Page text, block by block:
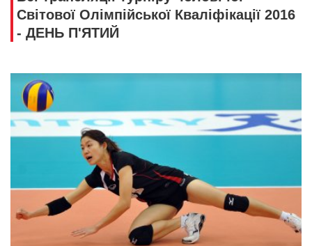
Світової Олімпійської Кваліфікації 2016
- ДЕНЬ П'ЯТИЙ